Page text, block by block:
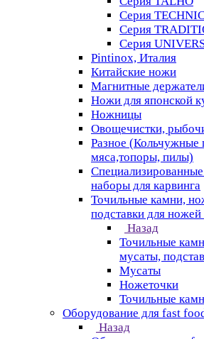
Серия
Серия
Серия
Pintinox, Италия
Китайские ножи
Магнитные
Ножи для японской
Ножницы
Овощечистки,
Разное (Кольчужные
мяса,топоры, пилы)
наборы для карвинга
Точильные камни,
подставки для ножей
Назад
Точильные
мусаты,
Мусаты
Ножеточки
Точильные
Оборудование для fast
Назад